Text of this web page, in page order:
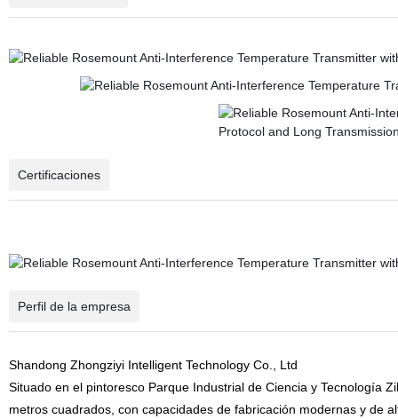
Certificaciones
Perfil de la empresa
Shandong Zhongziyi Intelligent Technology Co., Ltd
Situado en el pintoresco Parque Industrial de Ciencia y Tecnología
metros cuadrados, con capacidades de fabricación modernas y de